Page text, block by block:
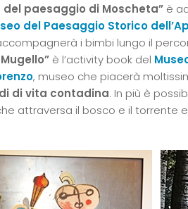
paesaggio di Moscheta” è
del Paesaggio Storico
i bimbi lungo il
è l’activity book del
, museo che piacerà
di vita contadina. In più è
attraversa il bosco e il torrente